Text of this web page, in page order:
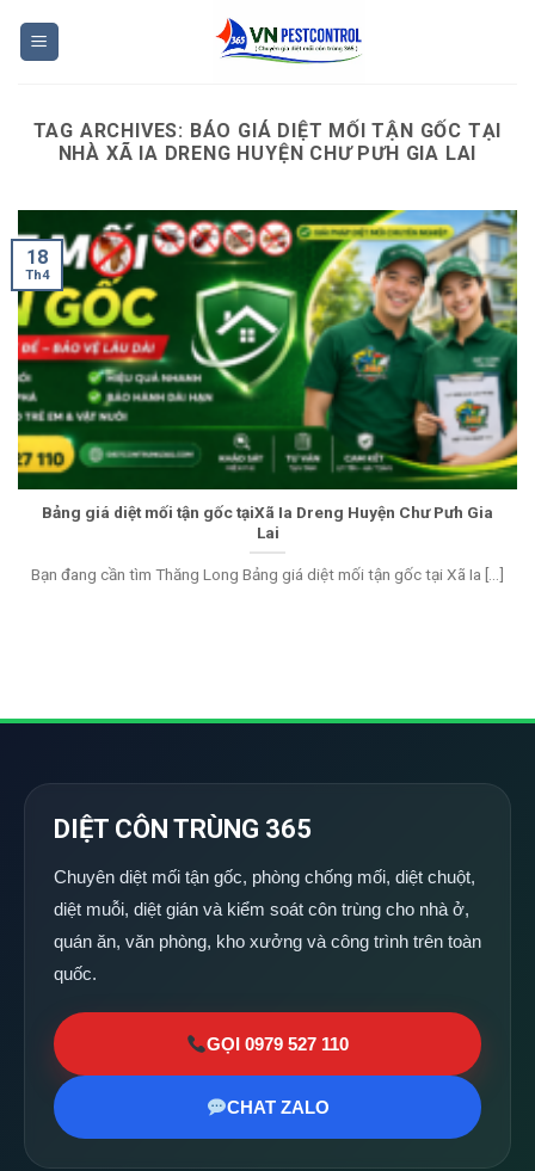
TAG ARCHIVES: BÁO GIÁ DIỆT MỐI TẬN GỐC TẠI
NHÀ XÃ IA DRENG HUYỆN CHƯ PƯH GIA LAI
Bảng giá diệt mối tận gốc tạiXã Ia Dreng Huyện Chư Pưh Gia
Lai
Bạn đang cần tìm Thăng Long Bảng giá diệt mối tận gốc tại Xã Ia [...]
18
Th4
DIỆT CÔN TRÙNG 365
Chuyên diệt mối tận gốc, phòng chống mối, diệt chuột,
diệt muỗi, diệt gián và kiểm soát côn trùng cho nhà ở,
quán ăn, văn phòng, kho xưởng và công trình trên toàn
quốc.
GỌI 0979 527 110
CHAT ZALO